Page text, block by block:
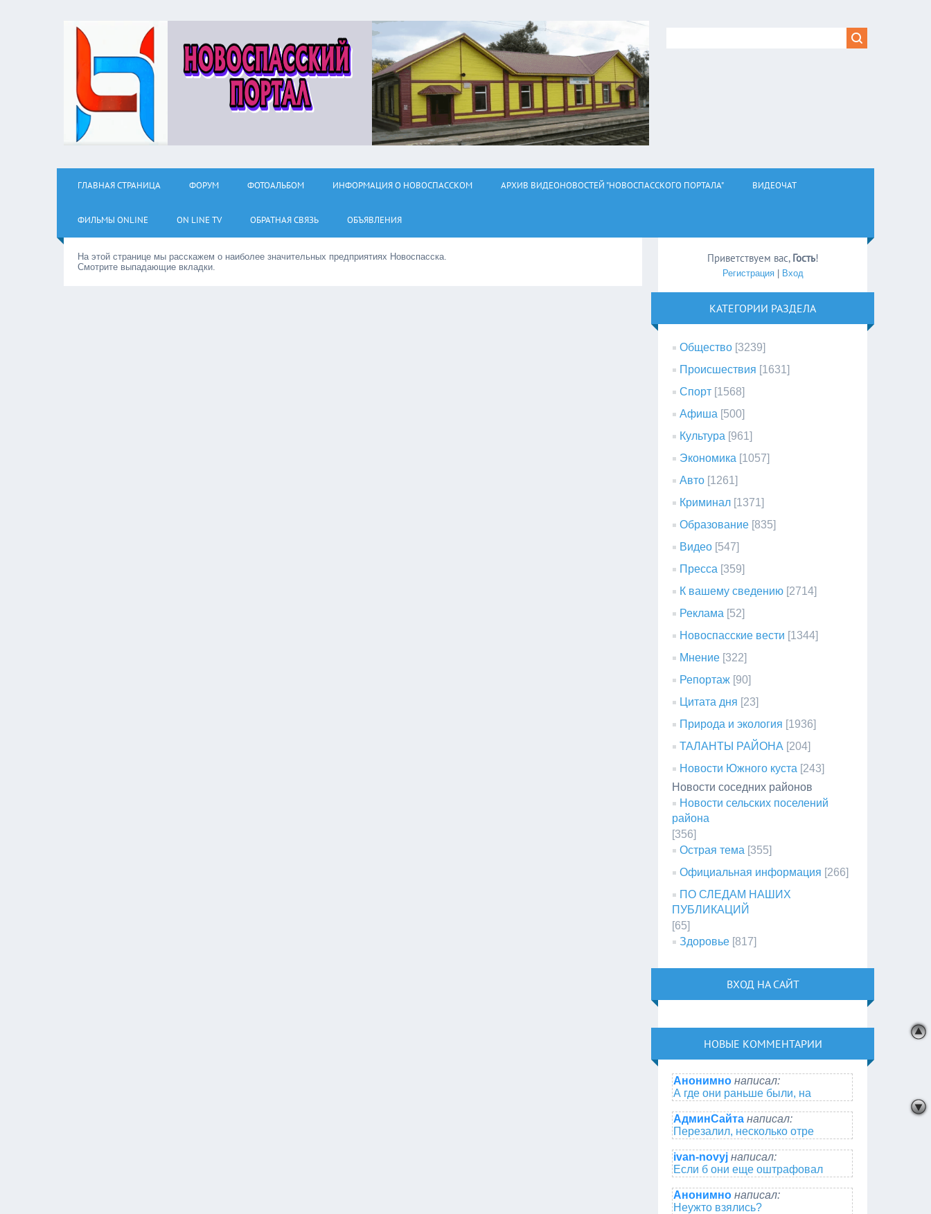
ГЛАВНАЯ СТРАНИЦА ФОРУМ ФОТОАЛЬБОМ ИНФОРМАЦИЯ О НОВОСПАССКОМ АРХИВ ВИДЕОНОВОСТЕЙ "НОВОСПАССКОГО ПОРТАЛА" ВИДЕОЧАТ
ФИЛЬМЫ ОNLINE ON LINE TV ОБРАТНАЯ СВЯЗЬ ОБЪЯВЛЕНИЯ
На этой странице мы расскажем о наиболее значительных предприятиях Новоспасска.
Смотрите выпадающие вкладки.
Приветствуем вас, Гость!
Регистрация| Вход
КАТЕГОРИИ РАЗДЕЛА
Общество [3239]
Происшествия [1631]
Спорт [1568]
Афиша [500]
Культура [961]
Экономика [1057]
Авто [1261]
Криминал [1371]
Образование [835]
Видео [547]
Пресса [359]
К вашему сведению [2714]
Реклама [52]
Новоспасские вести [1344]
Мнение [322]
Репортаж [90]
Цитата дня [23]
Природа и экология [1936]
ТАЛАНТЫ РАЙОНА [204]
Новости Южного куста [243]
Новости соседних районов
Новости сельских поселений
района
[356]
Острая тема [355]
Официальная информация [266]
ПО СЛЕДАМ НАШИХ
ПУБЛИКАЦИЙ
[65]
Здоровье [817]
ВХОД НА САЙТ
НОВЫЕ КОММЕНТАРИИ
Анонимно написал:
А где они раньше были, на
АдминСайта написал:
Перезалил, несколько отре
ivan-novyj написал:
Если б они еще оштрафовал
Анонимно написал:
Неужто взялись?